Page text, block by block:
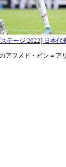
テージ 2022] 日本代
アフメド・ビン＝ア